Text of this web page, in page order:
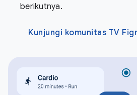
berikutnya.
Kunjungi komunitas TV